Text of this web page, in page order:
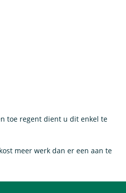
toe regent dient u dit enkel te
meer werk dan er een aan te